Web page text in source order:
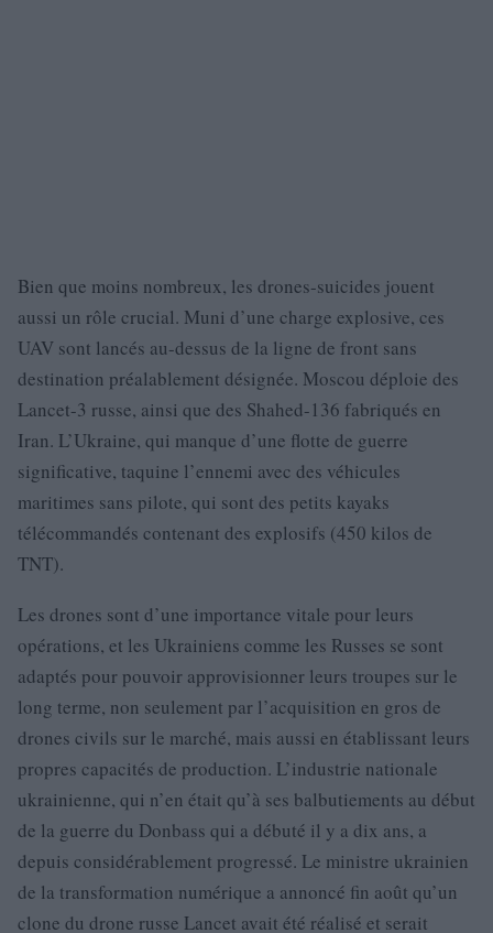
Bien que moins nombreux, les drones-suicides jouent
aussi un rôle crucial. Muni d’une charge explosive, ces
UAV sont lancés au-dessus de la ligne de front sans
destination préalablement désignée. Moscou déploie des
Lancet-3 russe, ainsi que des Shahed-136 fabriqués en
Iran. L’Ukraine, qui manque d’une flotte de guerre
significative, taquine l’ennemi avec des véhicules
maritimes sans pilote, qui sont des petits kayaks
télécommandés contenant des explosifs (450 kilos de
TNT).
Les drones sont d’une importance vitale pour leurs
opérations, et les Ukrainiens comme les Russes se sont
adaptés pour pouvoir approvisionner leurs troupes sur le
long terme, non seulement par l’acquisition en gros de
drones civils sur le marché, mais aussi en établissant leurs
propres capacités de production. L’industrie nationale
ukrainienne, qui n’en était qu’à ses balbutiements au début
de la guerre du Donbass qui a débuté il y a dix ans, a
depuis considérablement progressé. Le ministre ukrainien
de la transformation numérique a annoncé fin août qu’un
clone du drone russe Lancet avait été réalisé et serait